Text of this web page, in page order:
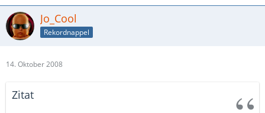
Jo_Cool
Rekordnappel
14. Oktober 2008
Zitat